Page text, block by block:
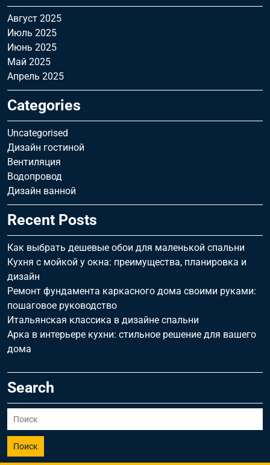
Август 2025
Июль 2025
Июнь 2025
Май 2025
Апрель 2025
Categories
Uncategorised
Дизайн гостиной
Вентиляция
Водопровод
Дизайн ванной
Recent Posts
Как выбрать дешевые обои для маленькой спальни
Кухня с мойкой у окна: преимущества, планировка и
дизайн
Ремонт фундамента каркасного дома своими руками:
пошаговое руководство
Итальянская классика в дизайне спальни
Арка в интерьере кухни: стильное решение для вашего
дома
Search
Поиск